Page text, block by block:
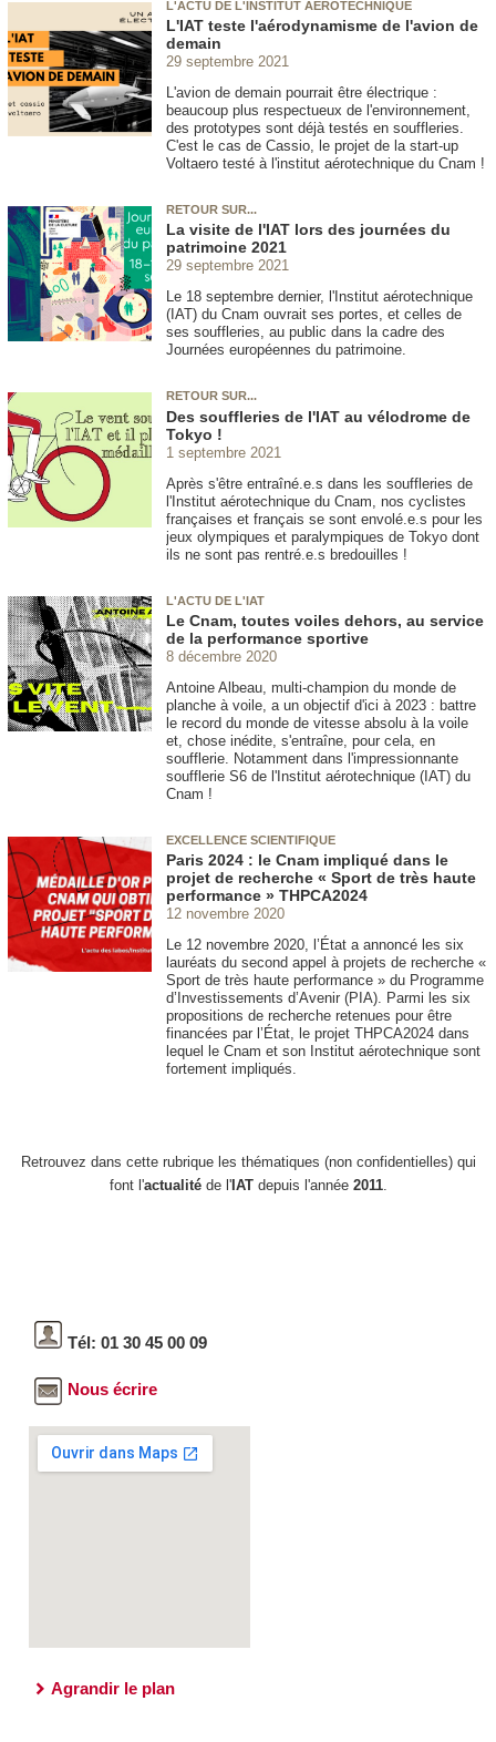
L'ACTU DE L'INSTITUT AÉROTECHNIQUE
L'IAT teste l'aérodynamisme de l'avion de
demain
29 septembre 2021
L'avion de demain pourrait être électrique :
beaucoup plus respectueux de l'environnement,
des prototypes sont déjà testés en souffleries.
C'est le cas de Cassio, le projet de la start-up
Voltaero testé à l'institut aérotechnique du Cnam !
RETOUR SUR...
La visite de l'IAT lors des journées du
patrimoine 2021
29 septembre 2021
Le 18 septembre dernier, l'Institut aérotechnique
(IAT) du Cnam ouvrait ses portes, et celles de
ses souffleries, au public dans la cadre des
Journées européennes du patrimoine.
RETOUR SUR...
Des souffleries de l'IAT au vélodrome de
Tokyo !
1 septembre 2021
Après s'être entraîné.e.s dans les souffleries de
l'Institut aérotechnique du Cnam, nos cyclistes
françaises et français se sont envolé.e.s pour les
jeux olympiques et paralympiques de Tokyo dont
ils ne sont pas rentré.e.s bredouilles !
L'ACTU DE L'IAT
Le Cnam, toutes voiles dehors, au service
de la performance sportive
8 décembre 2020
Antoine Albeau, multi-champion du monde de
planche à voile, a un objectif d'ici à 2023 : battre
le record du monde de vitesse absolu à la voile
et, chose inédite, s'entraîne, pour cela, en
soufflerie. Notamment dans l'impressionnante
soufflerie S6 de l'Institut aérotechnique (IAT) du
Cnam !
EXCELLENCE SCIENTIFIQUE
Paris 2024 : le Cnam impliqué dans le
projet de recherche « Sport de très haute
performance » THPCA2024
12 novembre 2020
Le 12 novembre 2020, l’État a annoncé les six
lauréats du second appel à projets de recherche «
Sport de très haute performance » du Programme
d’Investissements d’Avenir (PIA). Parmi les six
propositions de recherche retenues pour être
financées par l’État, le projet THPCA2024 dans
lequel le Cnam et son Institut aérotechnique sont
fortement impliqués.
Retrouvez dans cette rubrique les thématiques (non confidentielles) qui
font l'actualitéde l'IATdepuis l'année 2011.
Tél: 01 30 45 00 09
Nous écrire
Agrandir le plan